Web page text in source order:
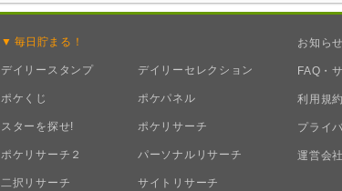
毎日 貯まる！
デイリースタンプ デイリーセレクション
ポケくじ ポケパネル
スターを探せ! ポケリサーチ
ポケリサーチ２ パーソナルリサーチ
二択リサーチ サイトリサーチ
お知らせ
FAQ・
利用規約
プライ
運営会社